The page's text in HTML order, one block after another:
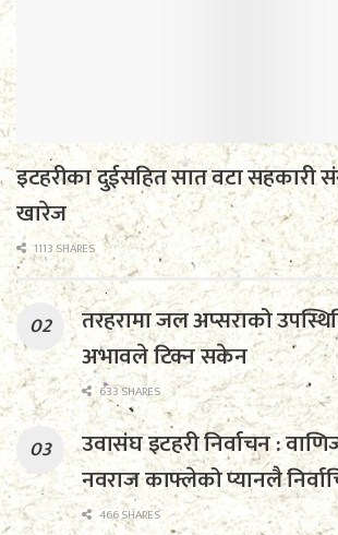
इटहरीका दुईसहित सात वटा सहकारी
खारेज
1113 SHARES
तरहरामा जल अप्सराको
अभावले टिक्न सकेन
633 SHARES
उवासंघ इटहरी निर्वाचन :
नवराज काफ्लेको प्यानलै
466 SHARES